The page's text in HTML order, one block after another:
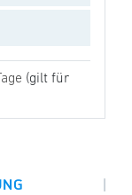
(gilt für
|